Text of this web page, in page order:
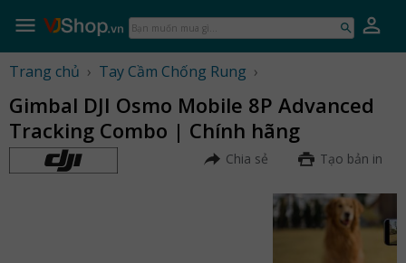
Bạn
muốn
mua
gì...
Trang chủ › Tay Cầm Chống Rung ›
Gimbal DJI Osmo Mobile 8P Advanced
Tracking Combo | Chính hãng
Chia sẻ Tạo bản in